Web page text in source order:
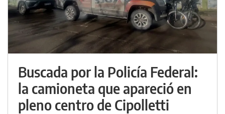
Buscada por la Policía Federal:
la camioneta que apareció en
pleno centro de Cipolletti